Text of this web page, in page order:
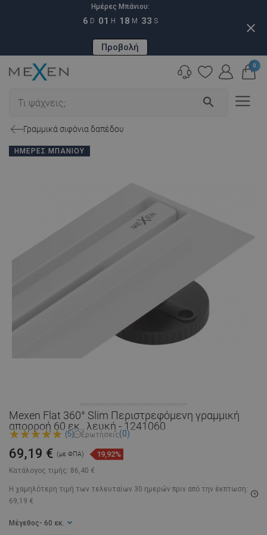
Ημέρες Μπάνιου:
6 D 01 H 18 M 32 S
Προβολή
close
search
0
Γραμμικά σιφόνια δαπέδου
ΗΜΈΡΕΣ ΜΠΆΝΙΟΥ
Mexen Flat 360° Slim Περιστρεφόμενη γραμμική
απορροή 60 εκ., λευκή - 1241060
(5) Ερωτήσεις(0)
Κατάλογος τιμής: 86,40 €
69,19 € (με ΦΠΑ) 19,92%
Η χαμηλότερη τιμή των τελευταίων 30 ημερών πριν από την έκπτωση:
69,19 €
Μέγεθος - 60 εκ.